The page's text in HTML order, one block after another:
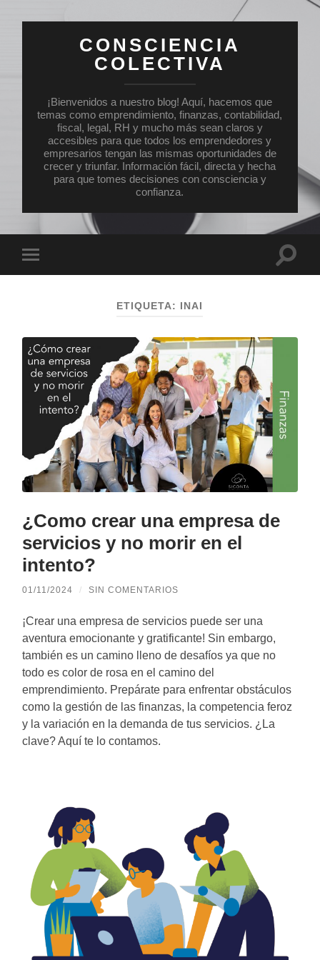
CONSCIENCIA
COLECTIVA
¡Bienvenidos a nuestro blog! Aquí, hacemos que
temas como emprendimiento, finanzas, contabilidad,
fiscal, legal, RH y mucho más sean claros y
accesibles para que todos los emprendedores y
empresarios tengan las mismas oportunidades de
crecer y triunfar. Información fácil, directa y hecha
para que tomes decisiones con consciencia y
confianza.
el
ETIQUETA: INAI
¿Como crear una empresa de
servicios y no morir en el
intento?
01/11/2024 / SIN COMENTARIOS
¡Crear una empresa de servicios puede ser una
aventura emocionante y gratificante! Sin embargo,
también es un camino lleno de desafíos ya que no
todo es color de rosa en el camino del
emprendimiento. Prepárate para enfrentar obstáculos
como la gestión de las finanzas, la competencia feroz
y la variación en la demanda de tus servicios. ¿La
clave? Aquí te lo contamos.